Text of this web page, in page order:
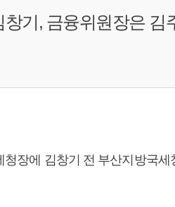
기, 금융위원장은 김
청장에 김창기 전 부산지방국세